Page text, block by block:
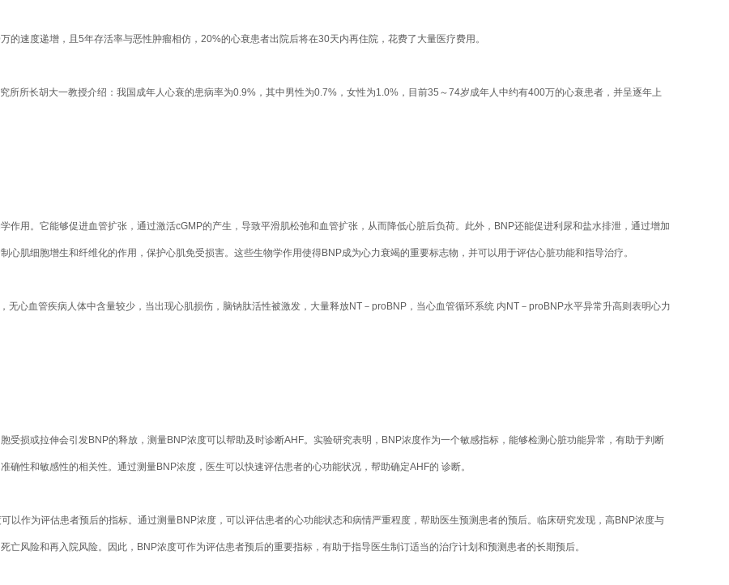
速度递增，且5年存活率与恶性肿瘤相仿，20%的心衰患者出院后将在30天内再住院，花费了大量医疗费用。
所所长胡大一教授介绍：我国成年人心衰的患病率为0.9%，其中男性为0.7%，女性为1.0%，目前35～74岁成年人中约有400万的心衰患者，并呈逐年上
作用。它能够促进血管扩张，通过激活cGMP的产生，导致平滑肌松弛和血管扩张，从而降低心脏后负荷。此外，BNP还能促进利尿和盐水排泄，通过增加
肌细胞增生和纤维化的作用，保护心肌免受损害。这些生物学作用使得BNP成为心力衰竭的重要标志物，并可以用于评估心脏功能和指导治疗。
无心血管疾病人体中含量较少，当出现心肌损伤，脑钠肽活性被激发，大量释放NT－proBNP，当心血管循环系统 内NT－proBNP水平异常升高则表明心力
受损或拉伸会引发BNP的释放，测量BNP浓度可以帮助及时诊断AHF。实验研究表明，BNP浓度作为一个敏感指标，能够检测心脏功能异常，有助于判断
性和敏感性的相关性。通过测量BNP浓度，医生可以快速评估患者的心功能状况，帮助确定AHF的 诊断。
以作为评估患者预后的指标。通过测量BNP浓度，可以评估患者的心功能状态和病情严重程度，帮助医生预测患者的预后。临床研究发现，高BNP浓度与
风险和再入院风险。因此，BNP浓度可作为评估患者预后的重要指标，有助于指导医生制订适当的治疗计划和预测患者的长期预后。